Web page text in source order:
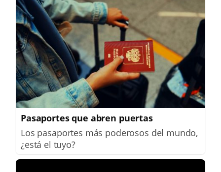
Pasaportes que abren puertas
Los pasaportes más poderosos del mundo,
¿está el tuyo?